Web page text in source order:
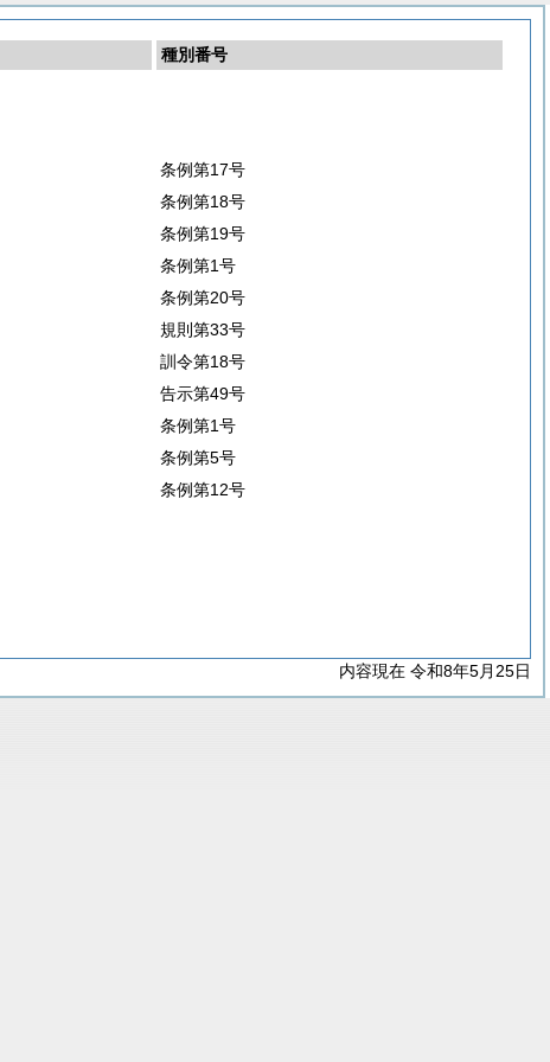
種別番号
条例第17号
条例第18号
条例第19号
条例第1号
条例第20号
規則第33号
訓令第18号
告示第49号
条例第1号
条例第5号
条例第12号
内容現在 令和8年5月25日